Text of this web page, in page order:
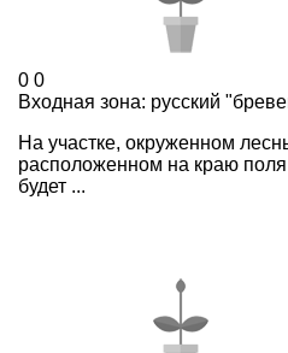
0 0
Входная зона: русский
На участке, окруженном
расположенном на краю поля
будет ...